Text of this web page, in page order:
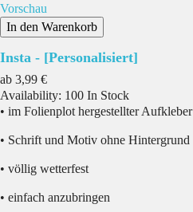
Vorschau
In den Warenkorb
Insta - [Personalisiert]
ab Preis
3,99 €
Availability: 100 In Stock
• im Folienplot hergestellter Aufkleber
• Schrift und Motiv ohne Hintergrund
• völlig wetterfest
• einfach anzubringen